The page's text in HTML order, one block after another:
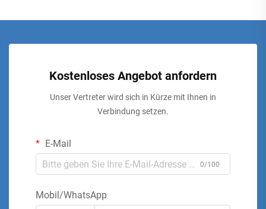
Kostenloses Angebot anfordern
Unser Vertreter wird sich in Kürze mit Ihnen in
Verbindung setzen.
E-Mail
0/100
Mobil/WhatsApp